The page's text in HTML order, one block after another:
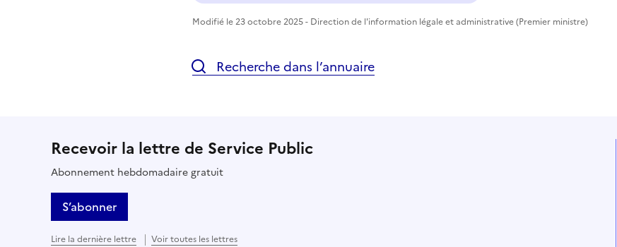
Modifié le 23 octobre 2025 - Direction de l'information légale et administrative (Premier ministre)
Recherche dans l’annuaire
Recevoir la lettre de Service Public
Abonnement hebdomadaire gratuit
S’abonner
Lire la dernière lettre Voir toutes les lettres